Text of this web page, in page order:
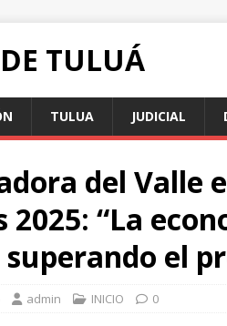
TULUÁ
TULUA JUDICIAL
del Valle
2025: “La
superando el
admin INICIO 0